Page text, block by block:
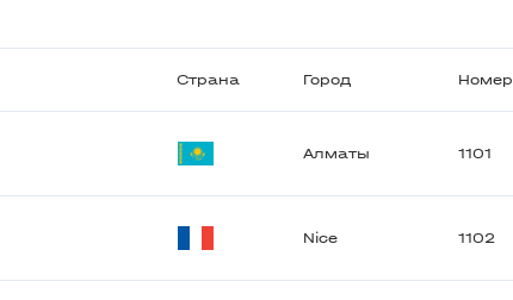
Страна Город Номер
Алматы 1101
Nice 1102